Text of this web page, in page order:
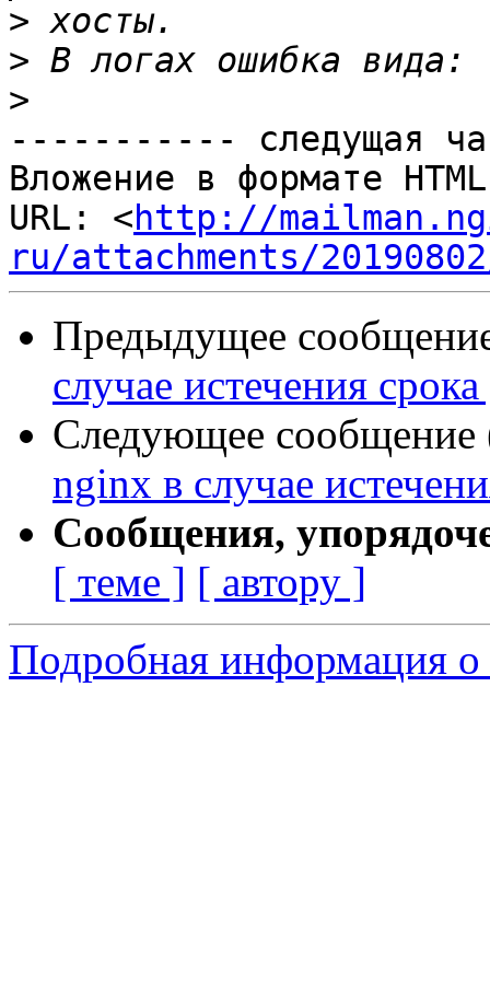
>
>
>
----------- следущая
Вложение в формате
URL: <http://
ru/attachments/
Предыдущее
случае истечения
Следующее сообщение
nginx в случае
Сообщения,
[ теме ] [ автору ]
Подробная информация